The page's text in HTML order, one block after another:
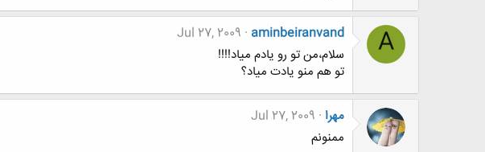
A
aminbeiranvand
Jul 27, 2009
سلام،من تو رو یادم میاد!!!!
تو هم منو یادت میاد؟
مهرا Jul 27, 2009
ممنونم